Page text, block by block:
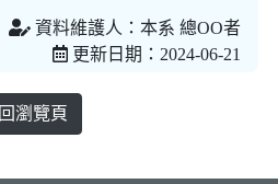
資料維護人：本系 總OO者
更新日期：2024-06-21
回瀏覽頁